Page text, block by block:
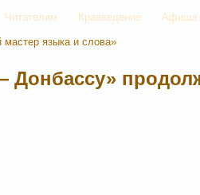
Читателям Краеведение Афиша
мастер языка и слова»
Донбассу»